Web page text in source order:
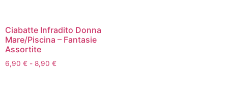
Ciabatte Infradito Donna
Mare/Piscina – Fantasie
Assortite
6,90 € - 8,90 €